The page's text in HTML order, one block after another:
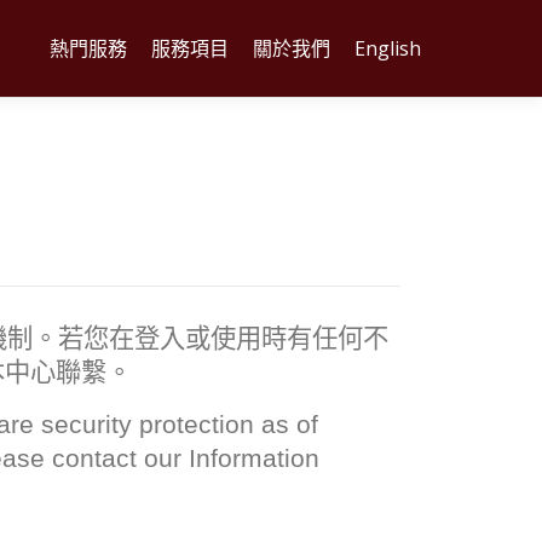
熱門服務 服務項目 關於我們 English
。若您在登入或使用時有任何不
心聯繫。
security protection as of
contact our Information